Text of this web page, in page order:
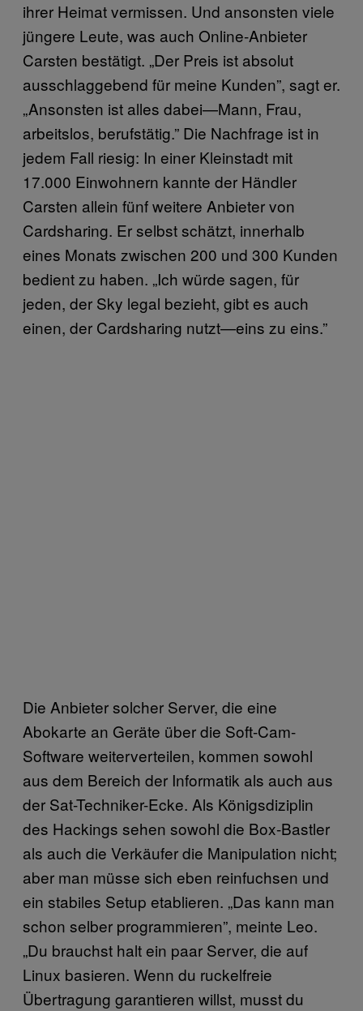
ihrer Heimat vermissen. Und ansonsten viele
jüngere Leute, was auch Online-Anbieter
Carsten bestätigt. „Der Preis ist absolut
ausschlaggebend für meine Kunden”, sagt er.
„Ansonsten ist alles dabei—Mann, Frau,
arbeitslos, berufstätig.” Die Nachfrage ist in
jedem Fall riesig: In einer Kleinstadt mit
17.000 Einwohnern kannte der Händler
Carsten allein fünf weitere Anbieter von
Cardsharing. Er selbst schätzt, innerhalb
eines Monats zwischen 200 und 300 Kunden
bedient zu haben. „Ich würde sagen, für
jeden, der Sky legal bezieht, gibt es auch
einen, der Cardsharing nutzt—eins zu eins.”
Die Anbieter solcher Server, die eine
Abokarte an Geräte über die Soft-Cam-
Software weiterverteilen, kommen sowohl
aus dem Bereich der Informatik als auch aus
der Sat-Techniker-Ecke. Als Königsdiziplin
des Hackings sehen sowohl die Box-Bastler
als auch die Verkäufer die Manipulation nicht;
aber man müsse sich eben reinfuchsen und
ein stabiles Setup etablieren. „Das kann man
schon selber programmieren”, meinte Leo.
„Du brauchst halt ein paar Server, die auf
Linux basieren. Wenn du ruckelfreie
Übertragung garantieren willst, musst du